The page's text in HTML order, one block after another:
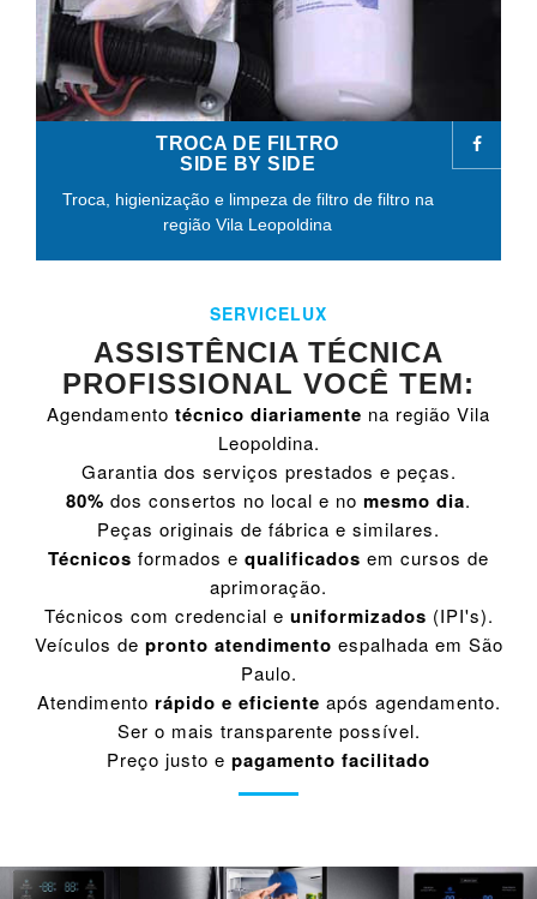
TROCA DE FILTRO
SIDE BY SIDE
Troca, higienização e limpeza de filtro de filtro na
região Vila Leopoldina
SERVICELUX
ASSISTÊNCIA TÉCNICA
PROFISSIONAL VOCÊ TEM:
Agendamento técnico diariamente na região Vila
Leopoldina.
Garantia dos serviços prestados e peças.
80% dos consertos no local e no mesmo dia.
Peças originais de fábrica e similares.
Técnicos formados e qualificados em cursos de
aprimoração.
Técnicos com credencial e uniformizados (IPI's).
Veículos de pronto atendimento espalhada em São
Paulo.
Atendimento rápido e eficiente após agendamento.
Ser o mais transparente possível.
Preço justo e pagamento facilitado